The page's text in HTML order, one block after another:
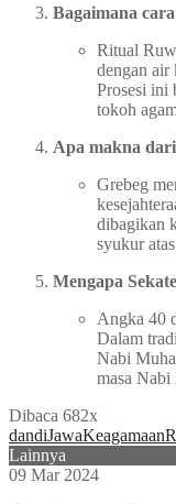
Bagaimana
Ritual
dengan air
Prosesi ini
tokoh
Apa makna
Grebeg
dibagikan
syukur
Mengapa
Angka 40
Dalam
Nabi
masa Nabi
Dibaca 682x
dandiJawaKeagamaan
Lainnya
09 Mar 2024